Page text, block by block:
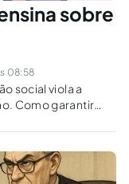
sobre
08:58
social viola a
Como garantir